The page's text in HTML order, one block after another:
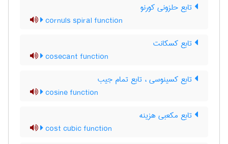
تابع حلزونی کورنو
cornuls spiral function
تابع کسکانت
cosecant function
تابع کسینوسی ، تابع تمام جیب
cosine function
تابع مکعبی هزینه
cost cubic function